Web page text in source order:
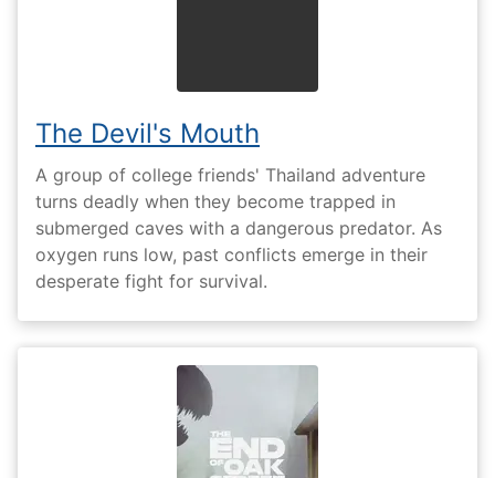
The Devil's Mouth
A group of college friends' Thailand adventure
turns deadly when they become trapped in
submerged caves with a dangerous predator. As
oxygen runs low, past conflicts emerge in their
desperate fight for survival.